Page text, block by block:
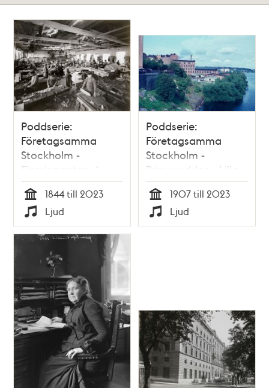
Poddserie:
Företagsamma
Stockholm -
Fleminggatan 4,
Bolinders Mekaniska
Verkstad
Tid
1844 till 2023
Typ
Ljud
Poddserie:
Företagsamma
Stockholm -
Primusudden - Lilla
Essingen,
Primusfabriken
Tid
1907 till 2023
Typ
Ljud